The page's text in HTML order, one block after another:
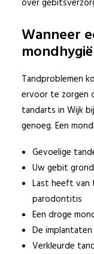
over
Wanneer
Tandproblemen
ervoor te zorgen
tandarts in Wijk
genoeg. Een
Gevoelige
Uw gebit
Last heeft van
parodontitis
Een droge
De
Verkleurde